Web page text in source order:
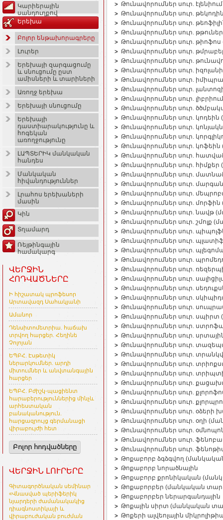
Կարիերային
սանդուղքով
Երեխա
Բոլոր ենթախորագրերը
Լուրեր
Երեխայի զարգացումը
և սնուցումը ըստ
ամիսների և տարիների
Առողջ երեխա
Երեխայի սնուցումը
Երեխայի
դաստիարակությունը և
հոգեկան
առողջությունը
ԼԱՊՏԵՐԻԿ մանկական
հանդես
Մանկական
հիվանդություններ
Լրահոս երեխաների
մասին
Կին
Տղամարդ
Ռեյթինգային
համակարգ
ՎԵՐՋԻՆ
ՀՈԴՎԱԾՆԵՐԸ
Ի հիշատակ պրոֆեսոր
Արտավազդ Սահակյանի
Ամանոր
Դենսիտոմետրիա. հաճախ
տրվող հարցեր. Հեղինե
Չոլոյան
ԵՊԲՀ. Էսթետիկ
ներարկումներ. արդի
միտումներ և անվտանգային
հարցեր
ԵՊԲՀ. Բժիշկ-պացիենտ
հարաբերություններից մինչև
արհեստական
բանականություն.
հարցազրույց գերմանացի
վիրաբույժի հետ
Բոլոր հոդվածները
ՎԵՐՋԻՆ ԼՈՒՐԵՐԸ
Գիտագործնական սեմինար
«Վնասված պերիֆերիկ
նյարդերի ժամանակակից
դիագնոստիկայի և
վիրաբուժական բուժման
Թունավորումներ սուր.
Թունավորումներ սուր.
Թունավորումներ սուր.
Թունավորումներ սուր.
Թունավորումներ սուր.
Թունավորումներ սուր.
Թունավորումներ սուր.
Թունավորումներ սուր.
Թունավորումներ սուր.
Թունավորումներ սուր.
Թունավորումներ սուր.
Թունավորումներ սուր.
Թունավորումներ սուր.
Թունավորումներ սուր.
Թունավորումներ սուր.
Թունավորումներ սուր.
Թունավորումներ սուր.
Թունավորումներ սուր.
Թունավորումներ սուր.
Թունավորումներ սուր.
Թունավորումներ սուր.
Թունավորումներ սուր.
Թունավորումներ սուր. նավթ
Թունավորումներ սուր. շմոլք
Թունավորումներ սուր.
Թունավորումներ սուր.
Թունավորումներ սուր.
Թունավորումներ սուր.
Թունավորումներ սուր.
Թունավորումներ սուր.
Թունավորումներ սուր.
Թունավորումներ սուր.
Թունավորումներ սուր.
Թունավորումներ սուր.
Թունավորումներ սուր.
Թունավորումներ սուր.
Թունավորումներ սուր.
Թունավորումներ սուր.
Թունավորումներ սուր.
Թունավորումներ սուր.
Թունավորումներ սուր.
Թունավորումներ սուր.
Թունավորումներ սուր.
Թունավորումներ սուր.
Թունավորումներ սուր. օղի
Թունավորումներ սուր.
Թունավորումներ սուր.
Թունավորումներ սուր.
Թոքաբորբ ձգձգվող
Թոքաբորբ նորածնային
Թոքաբորբ քրոնիկական
Թոքաբորբեր (մանկական
Թոքաբորբեր ներարգանդային
Թոքային սիրտ (մանկական
Թոքերի ալվեոլային